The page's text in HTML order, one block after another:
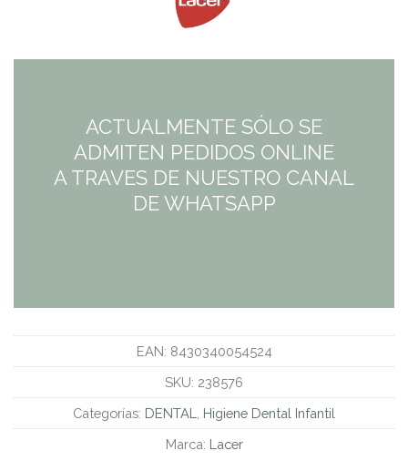
ACTUALMENTE SÓLO SE
ADMITEN PEDIDOS ONLINE
A TRAVES DE NUESTRO CANAL
DE WHATSAPP
EAN: 8430340054524
SKU: 238576
Categorías: DENTAL
Higiene Dental Infantil
Marca: Lacer